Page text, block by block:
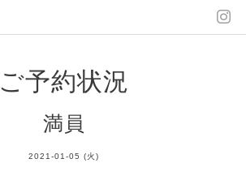
ご予約状況
満員
2021-01-05 (火)